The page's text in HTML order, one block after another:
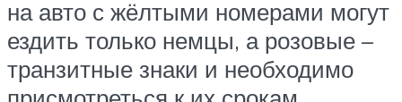
на авто с жёлтыми номерами могут
ездить только немцы, а розовые –
транзитные знаки и необходимо